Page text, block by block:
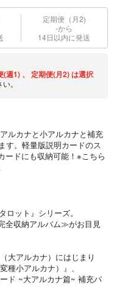
定期便（月2)
-から
14日以内に発送
(週1) 、 定期便(月2)は選択
。
ルカナと小アルカナと補充
す。軽量版説明カードのス
ードにも収納可能！※こちら
ット』シリーズ。
全収納アルバム≫がお目見
大アルカナ）にはじまり
種小アルカナ）』、
ド ~大アルカナ篇~ 補充パ